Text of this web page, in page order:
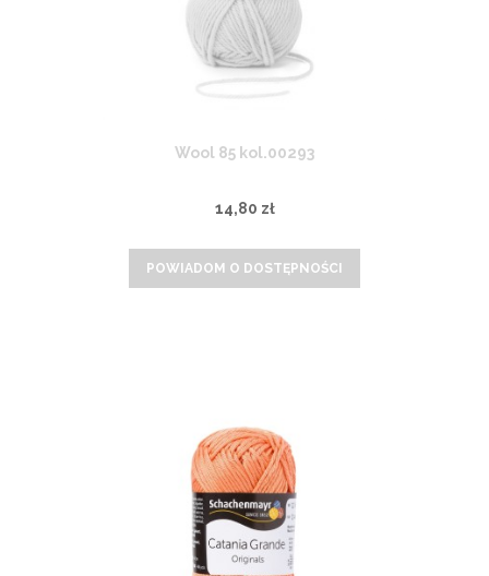
Wool 85 kol.00293
14,80 zł
POWIADOM O DOSTĘPNOŚCI